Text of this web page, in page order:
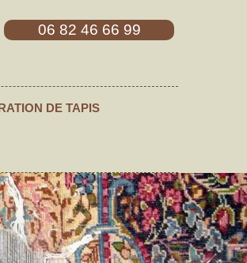
06 82 46 66 99
DE TAPIS